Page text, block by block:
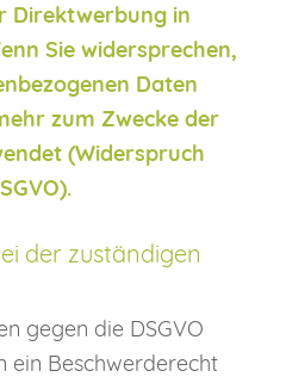
Direktwerbung in
Sie widersprechen,
Daten
zum Zwecke der
(Widerspruch
der zuständigen
gegen die DSGVO
ein Beschwerderecht